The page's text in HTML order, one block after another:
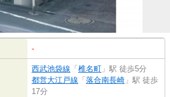
-
西武池袋線 「 椎名町 」駅 徒歩5分
都営大江戸線 「 落合南長崎 」駅 徒歩
17分